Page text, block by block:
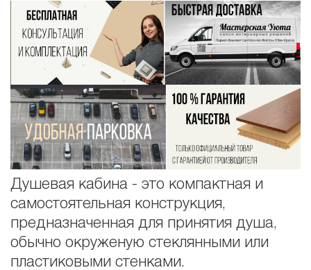
Душевая кабина - это компактная и
самостоятельная конструкция,
предназначенная для принятия душа,
обычно окруженую стеклянными или
пластиковыми стенками.